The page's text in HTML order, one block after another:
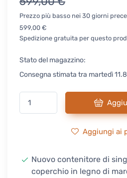
Prezzo più basso nei 30 giorni
599,00 €
Spedizione gratuita per questo
Stato del magazzino:
Consegna stimata tra martedì
Aggiungi ai
Nuovo contenitore di
coperchio in legno di